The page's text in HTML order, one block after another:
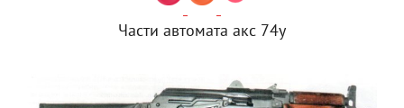
Части автомата акс 74у